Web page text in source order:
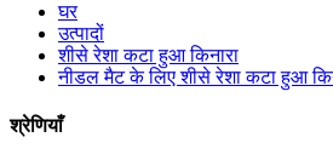
घर
उत्पादों
शीसे रेशा कटा हुआ किनारा
नीडल मैट के लिए शीसे रेशा कटा हुआ
श्रेणियाँ